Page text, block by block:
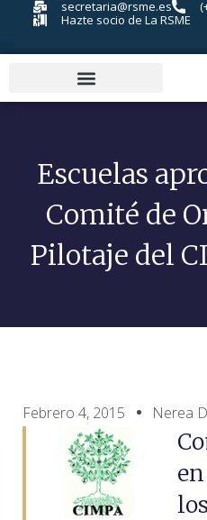
secretaria@rsme.es
Hazte socio de La RSME
Escuelas
Comité de
Pilotaje del
Febrero 4, 2015 Nerea